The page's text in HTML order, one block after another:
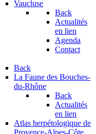
Vaucluse
Back
Actualités
en lien
Agenda
Contact
Back
La Faune des Bouches-
du-Rhône
Back
Actualités
en lien
Atlas herpétologique de
Provence-Alpes-Côte